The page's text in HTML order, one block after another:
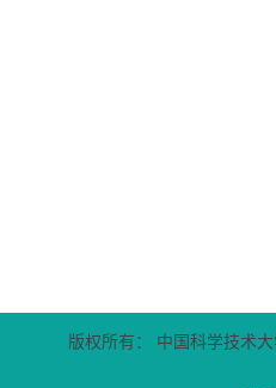
版权所有： 中国科学技术